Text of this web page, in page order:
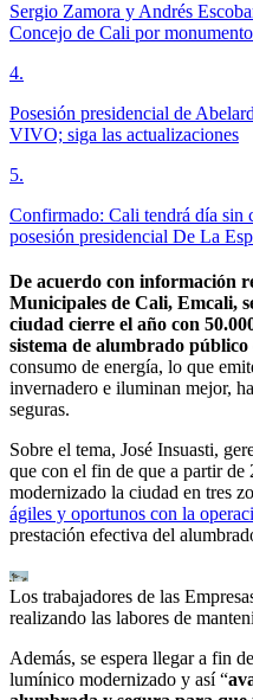
Sergio Zamora y Andrés
Concejo de Cali por
4.
Posesión presidencial de
VIVO; siga las actualizaciones
5.
Confirmado: Cali tendrá día sin
posesión presidencial De La
De acuerdo con información
Municipales de Cali, Emcali,
ciudad cierre el año con
sistema de alumbrado
consumo de energía, lo que
invernadero e iluminan mejor,
seguras.
Sobre el tema, José Insuasti,
que con el fin de que a partir
modernizado la ciudad en tres
ágiles y oportunos con la
prestación efectiva del
Los trabajadores de las
realizando las labores de
Además, se espera llegar a fin
lumínico modernizado y así “